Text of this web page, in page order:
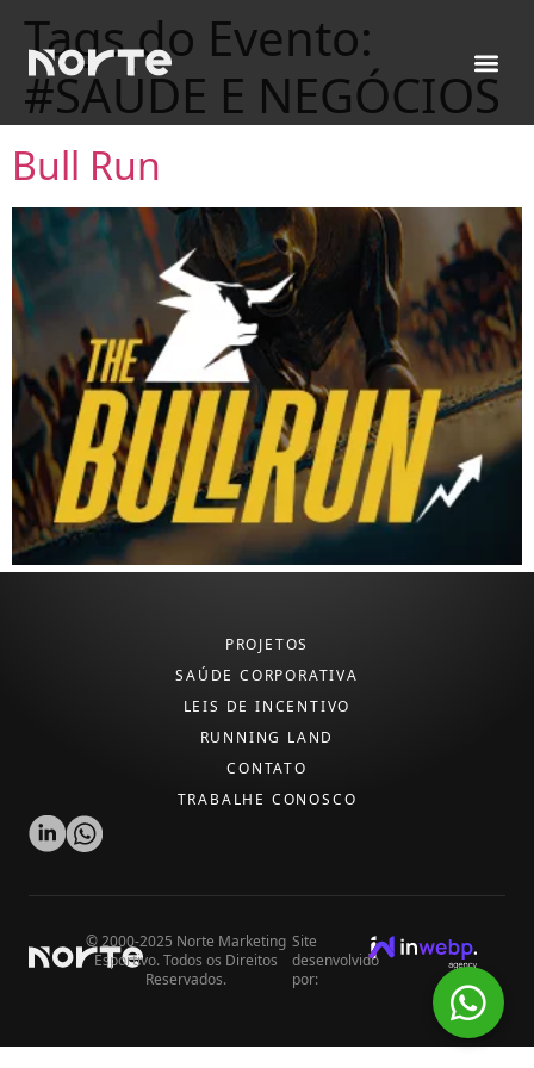
Tags do Evento:
#SAÚDE E NEGÓCIOS
Bull Run
PROJETOS
SAÚDE CORPORATIVA
LEIS DE INCENTIVO
RUNNING LAND
CONTATO
TRABALHE CONOSCO
© 2000-2025 Norte Marketing
Esportivo. Todos os Direitos
Reservados.
Site
desenvolvido
por: